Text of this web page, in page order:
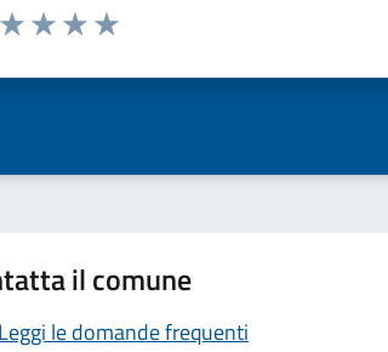
da 1 a 5 stelle la pagina
il comune
Leggi le domande frequenti